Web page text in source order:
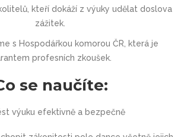
kteří dokáží z výuky udělat doslova
zážitek.
s Hospodářkou komorou ČR, která je
profesních zkoušek.
se naučíte:
výuku efektivně a bezpečně